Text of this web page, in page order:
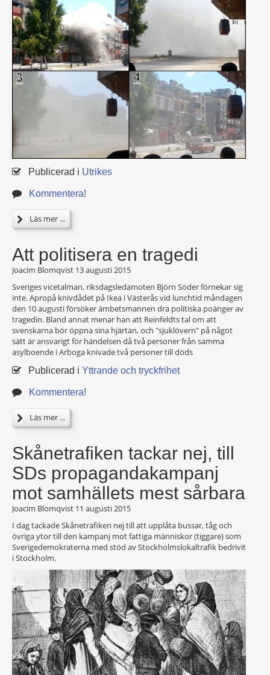
Publicerad i Utrikes
Kommentera!
Läs mer ...
Att politisera en tragedi
Joacim Blomqvist 13 augusti 2015
Sveriges vicetalman, riksdagsledamoten Björn Söder förnekar sig
inte. Apropå knivdådet på Ikea i Västerås vid lunchtid måndagen
den 10 augusti försöker ämbetsmannen dra politiska poänger av
tragedin. Bland annat menar han att Reinfeldts tal om att
svenskarna bör öppna sina hjärtan, och "sjuklövern" på något
sätt är ansvarigt för händelsen då två personer från samma
asylboende i Arboga knivade två personer till döds
Publicerad i Yttrande och tryckfrihet
Kommentera!
Läs mer ...
Skånetrafiken tackar nej, till
SDs propagandakampanj
mot samhällets mest sårbara
Joacim Blomqvist 11 augusti 2015
I dag tackade Skånetrafiken nej till att upplåta bussar, tåg och
övriga ytor till den kampanj mot fattiga människor (tiggare) som
Sverigedemokraterna med stöd av Stockholmslokaltrafik bedrivit
i Stockholm.